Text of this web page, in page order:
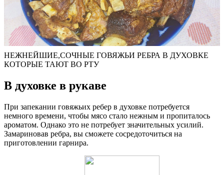
НЕЖНЕЙШИЕ,СОЧНЫЕ ГОВЯЖЬИ РЕБРА В ДУХОВКЕ
КОТОРЫЕ ТАЮТ ВО РТУ
В духовке в рукаве
При запекании говяжьих ребер в духовке потребуется
немного времени, чтобы мясо стало нежным и пропиталось
ароматом. Однако это не потребует значительных усилий.
Замариновав ребра, вы сможете сосредоточиться на
приготовлении гарнира.